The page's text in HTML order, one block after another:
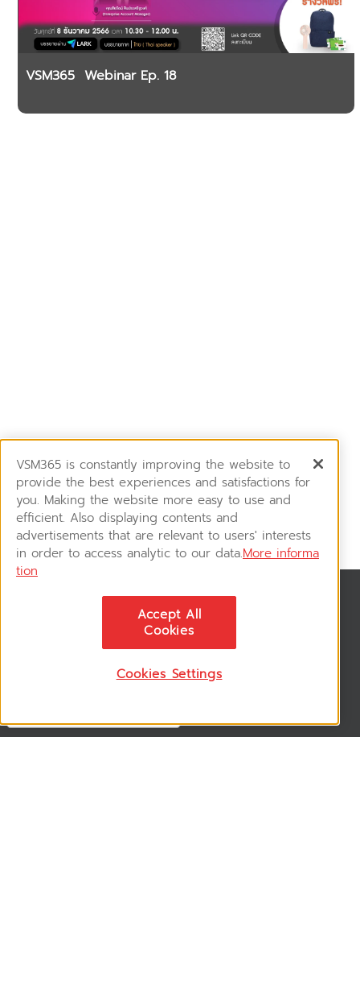
VSM365 Webinar Ep. 18
ติดตามอัพเดทข่าวสาร, โปรโมชั่น, สินค้าราคาพิเศษ ได้ก่อนใคร
VSM365 is constantly improving the website to
provide the best experiences and satisfactions for
you. Making the website more easy to use and
efficient. Also displaying contents and
advertisements that are relevant to users' interests
in order to access analytic to our data.More informa
tion
Accept All
Cookies
Cookies Settings